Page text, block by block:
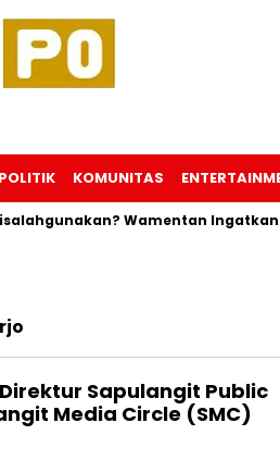
POLITIK KOMUNITAS
Wamentan Ingatkan
Sapulangit Public
Media Circle (SMC)